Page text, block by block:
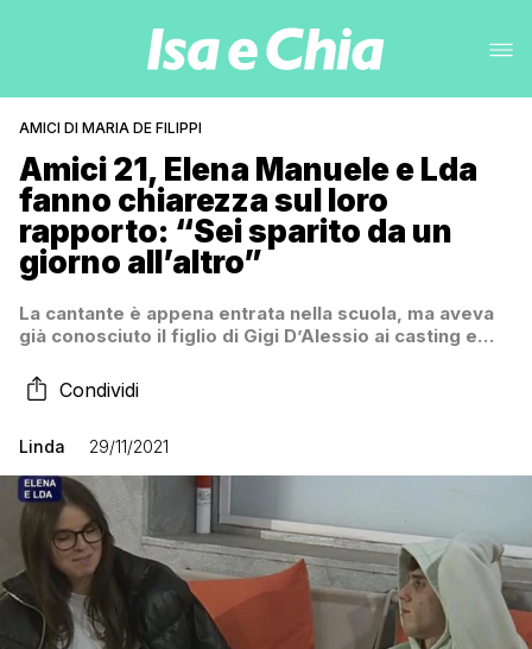
AMICI DI MARIA DE FILIPPI
Amici 21, Elena Manuele e Lda
fanno chiarezza sul loro
rapporto: “Sei sparito da un
giorno all’altro”
La cantante è appena entrata nella scuola, ma aveva
già conosciuto il figlio di Gigi D’Alessio ai casting e…
Condividi
Linda 29/11/2021